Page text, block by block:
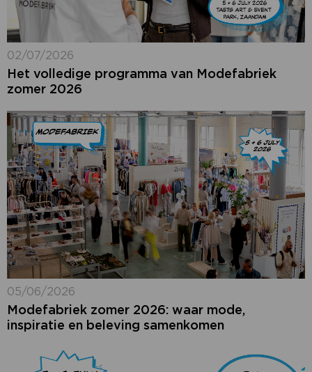
02/07/2026
Het volledige programma van Modefabriek
zomer 2026
05/06/2026
Modefabriek zomer 2026: waar mode,
inspiratie en beleving samenkomen